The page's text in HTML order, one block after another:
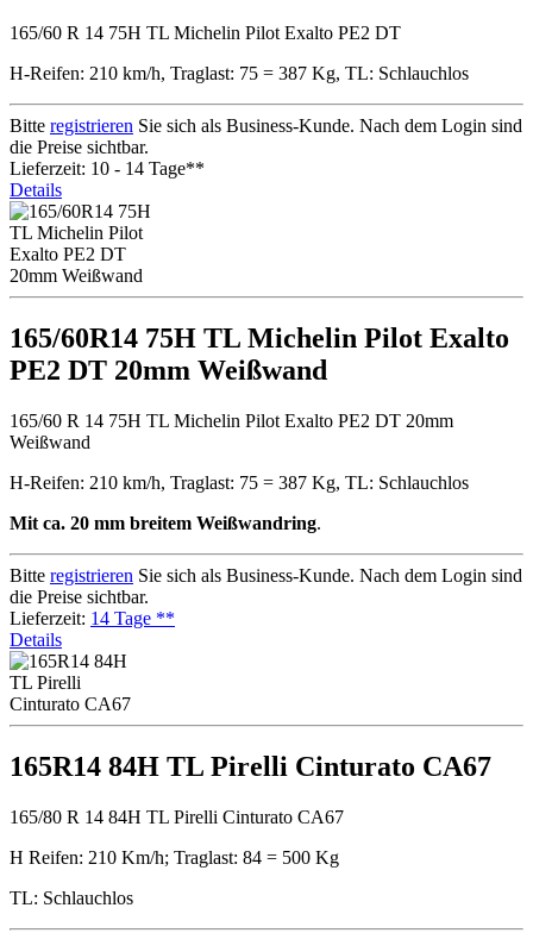
165/60 R 14 75H TL Michelin Pilot Exalto PE2 DT
H-Reifen: 210 km/h, Traglast: 75 = 387 Kg, TL: Schlauchlos
Bitte registrieren Sie sich als Business-Kunde. Nach dem Login sind
die Preise sichtbar.
Lieferzeit: 10 - 14 Tage**
Details
165/60R14 75H TL Michelin Pilot Exalto
PE2 DT 20mm Weißwand
165/60 R 14 75H TL Michelin Pilot Exalto PE2 DT 20mm
Weißwand
H-Reifen: 210 km/h, Traglast: 75 = 387 Kg, TL: Schlauchlos
Mit ca. 20 mm breitem Weißwandring.
Bitte registrieren Sie sich als Business-Kunde. Nach dem Login sind
die Preise sichtbar.
Lieferzeit: 14 Tage **
Details
165R14 84H TL Pirelli Cinturato CA67
165/80 R 14 84H TL Pirelli Cinturato CA67
H Reifen: 210 Km/h; Traglast: 84 = 500 Kg
TL: Schlauchlos